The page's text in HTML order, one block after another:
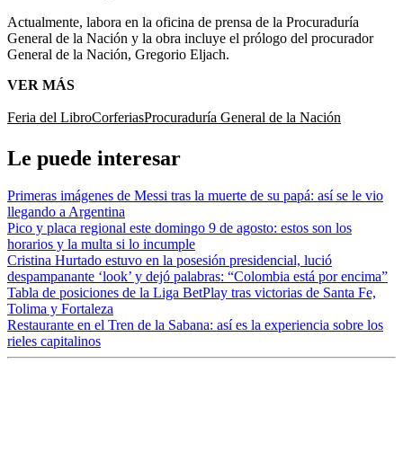
Actualmente, labora en la oficina de prensa de la Procuraduría
General de la Nación y la obra incluye el prólogo del procurador
General de la Nación, Gregorio Eljach.
VER MÁS
Feria del LibroCorferiasProcuraduría General de la Nación
Le puede interesar
Primeras imágenes de Messi tras la muerte de su papá: así se le vio
llegando a Argentina
Pico y placa regional este domingo 9 de agosto: estos son los
horarios y la multa si lo incumple
Cristina Hurtado estuvo en la posesión presidencial, lució
despampanante ‘look’ y dejó palabras: “Colombia está por encima”
Tabla de posiciones de la Liga BetPlay tras victorias de Santa Fe,
Tolima y Fortaleza
Restaurante en el Tren de la Sabana: así es la experiencia sobre los
rieles capitalinos